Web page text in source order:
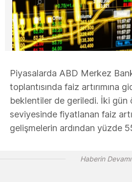
Piyasalarda ABD Merkez
toplantısında faiz artırımına
beklentiler de geriledi. İki gün
seviyesinde fiyatlanan faiz
gelişmelerin ardından yüzde
Haberin Devamı